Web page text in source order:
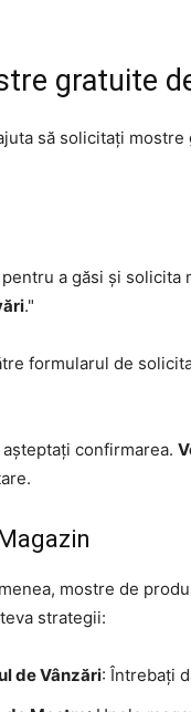
gratuite
să solicitați
pentru a găsi și solicita
."
formularul de
confirmarea.
mostre de
strategii:
de Vânzări: Întrebați